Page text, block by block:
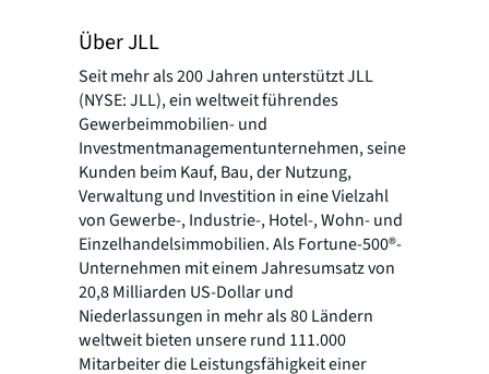
Über JLL
Seit mehr als 200 Jahren unterstützt JLL
(NYSE: JLL), ein weltweit führendes
Gewerbeimmobilien- und
Investmentmanagementunternehmen, seine
Kunden beim Kauf, Bau, der Nutzung,
Verwaltung und Investition in eine Vielzahl
von Gewerbe-, Industrie-, Hotel-, Wohn- und
Einzelhandelsimmobilien. Als Fortune-500®-
Unternehmen mit einem Jahresumsatz von
20,8 Milliarden US-Dollar und
Niederlassungen in mehr als 80 Ländern
weltweit bieten unsere rund 111.000
Mitarbeiter die Leistungsfähigkeit einer